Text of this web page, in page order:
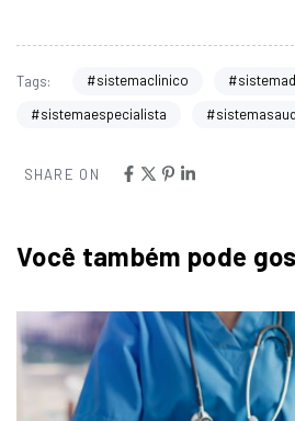
Tags: #sistemaclinico
#sistemaespecialista
SHARE ON
Você também pode